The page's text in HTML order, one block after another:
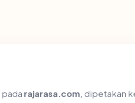
rajarasa.com, dipetakan